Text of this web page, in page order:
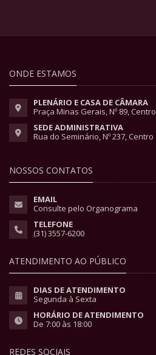
ONDE ESTAMOS
PLENÁRIO E CASA DE CÂMARA
Praça Minas Gerais, Nº 89, Centro
SEDE ADMINISTRATIVA
Rua do Seminário, Nº 237, Centro
NOSSOS CONTATOS
EMAIL
Consulte pelo Organograma
TELEFONE
(31) 3557-6200
ATENDIMENTO AO PÚBLICO
DIAS DE ATENDIMENTO
Segunda à Sexta
HORÁRIO DE ATENDIMENTO
De 7:00 às 18:00
REDES SOCIAIS